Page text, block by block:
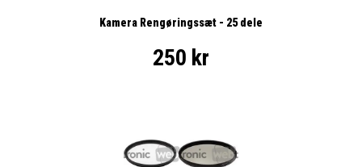
Kamera Rengøringssæt - 25 dele
250 kr